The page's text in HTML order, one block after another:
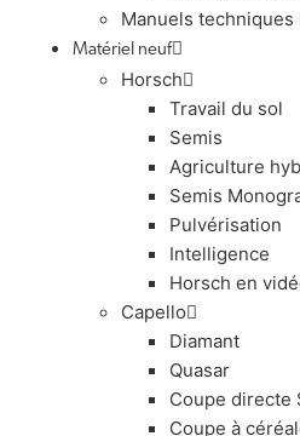
Manuels techniques
Matériel neuf
Horsch
Travail du sol
Semis
Agriculture
Semis
Pulvérisation
Intelligence
Horsch en
Capello
Diamant
Quasar
Coupe directe
Coupe à